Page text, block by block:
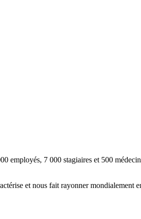
7 000 stagiaires et 500
et nous fait rayonner mondialement